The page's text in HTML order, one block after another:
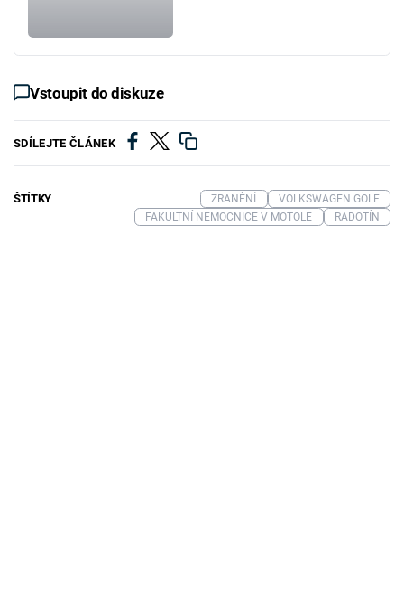
Vstoupit do diskuze
SDÍLEJTE ČLÁNEK
ŠTÍTKY ZRANĚNÍ
VOLKSWAGEN GOLF
FAKULTNÍ NEMOCNICE V MOTOLE
RADOTÍN